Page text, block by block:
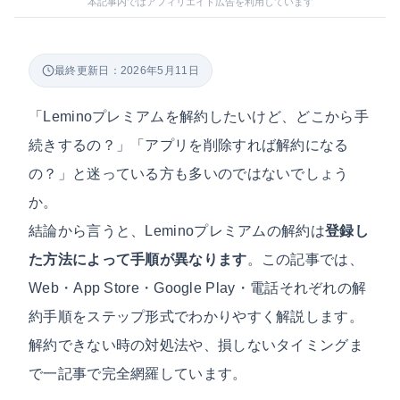
本記事内ではアフィリエイト広告を利用しています
最終更新日：2026年5月11日
「Leminoプレミアムを解約したいけど、どこから手
続きするの？」「アプリを削除すれば解約になる
の？」と迷っている方も多いのではないでしょう
か。
結論から言うと、Leminoプレミアムの解約は登録し
た方法によって手順が異なります。この記事では、
Web・App Store・Google Play・電話それぞれの解
約手順をステップ形式でわかりやすく解説します。
解約できない時の対処法や、損しないタイミングま
で一記事で完全網羅しています。